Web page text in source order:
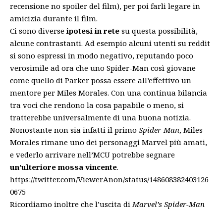
recensione no spoiler del film), per poi farli legare in
amicizia durante il film.
Ci sono diverseipotesi in rete su questa possibilità,
alcune contrastanti. Ad esempio alcuni utenti su reddit
si sono espressi in modo negativo, reputando poco
verosimile ad ora che uno Spider-Man così giovane
come quello di Parker possa essere all’effettivo un
mentore per Miles Morales. Con una continua bilancia
tra voci che rendono la cosa papabile o meno, si
tratterebbe universalmente di una buona notizia.
Nonostante non sia infatti il primo Spider-Man, Miles
Morales rimane uno dei personaggi Marvel più amati,
e vederlo arrivare nell’MCU potrebbe segnare
un’ulteriore mossa vincente.
https://twitter.com/ViewerAnon/status/148608382403126
0675
Ricordiamo inoltre che l’uscita di Marvel’s Spider-Man